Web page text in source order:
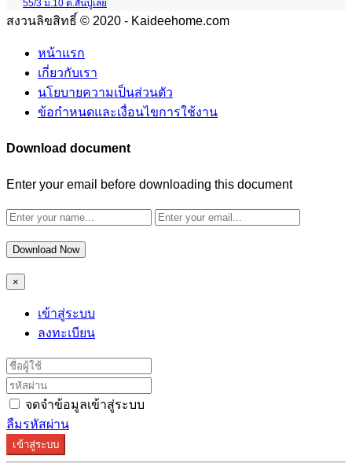
55/3 ม.10 ต.สันปูเลย
สงวนลิขสิทธิ์ © 2020 - Kaideehome.com
หน้าแรก
เกี่ยวกับเรา
นโยบายความเป็นส่วนตัว
ข้อกำหนดและเงื่อนไขการใช้งาน
Download document
Enter your email before downloading this document
Download Now
×
เข้าสู่ระบบ
ลงทะเบียน
จดจำข้อมูลเข้าสู่ระบบ
ลืมรหัสผ่าน
เข้าสู่ระบบ